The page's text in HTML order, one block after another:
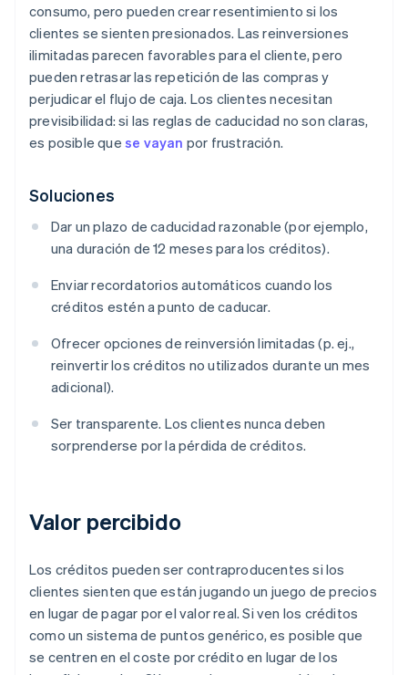
consumo, pero pueden crear resentimiento si los
clientes se sienten presionados. Las reinversiones
ilimitadas parecen favorables para el cliente, pero
pueden retrasar las repetición de las compras y
perjudicar el flujo de caja. Los clientes necesitan
previsibilidad: si las reglas de caducidad no son claras,
es posible que se vayan por frustración.
Soluciones
Dar un plazo de caducidad razonable (por ejemplo,
una duración de 12 meses para los créditos).
Enviar recordatorios automáticos cuando los
créditos estén a punto de caducar.
Ofrecer opciones de reinversión limitadas (p. ej.,
reinvertir los créditos no utilizados durante un mes
adicional).
Ser transparente. Los clientes nunca deben
sorprenderse por la pérdida de créditos.
Valor percibido
Los créditos pueden ser contraproducentes si los
clientes sienten que están jugando un juego de precios
en lugar de pagar por el valor real. Si ven los créditos
como un sistema de puntos genérico, es posible que
se centren en el coste por crédito en lugar de los